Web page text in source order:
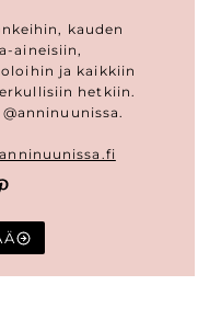
kauden
aineisiin,
ja kaikkiin
hetkiin.
anninuunissa.fi